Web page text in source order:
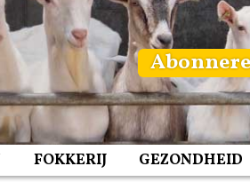
FOKKERIJ GEZONDHEID